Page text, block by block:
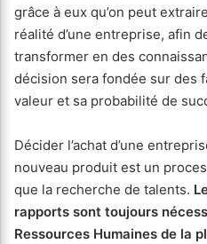
grâce à eux qu’on peut
réalité d’une entreprise, afin
transformer en des
décision sera fondée sur des
valeur et sa probabilité de
Décider l’achat d’une
nouveau produit est un
que la recherche de talents.
rapports sont toujours
Ressources Humaines de la